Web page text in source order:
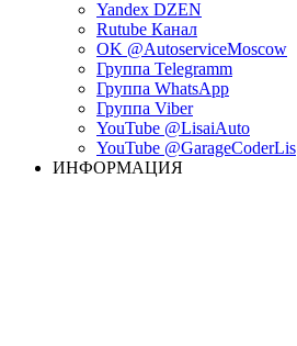
Yandex DZEN
Rutube Канал
OK @AutoserviceMoscow
Группа Telegramm
Группа WhatsApp
Группа Viber
YouTube @LisaiAuto
YouTube @GarageCoderLis
ИНФОРМАЦИЯ